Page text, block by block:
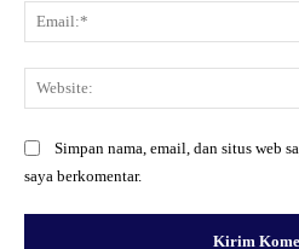
Simpan nama, email, dan situs web
saya berkomentar.